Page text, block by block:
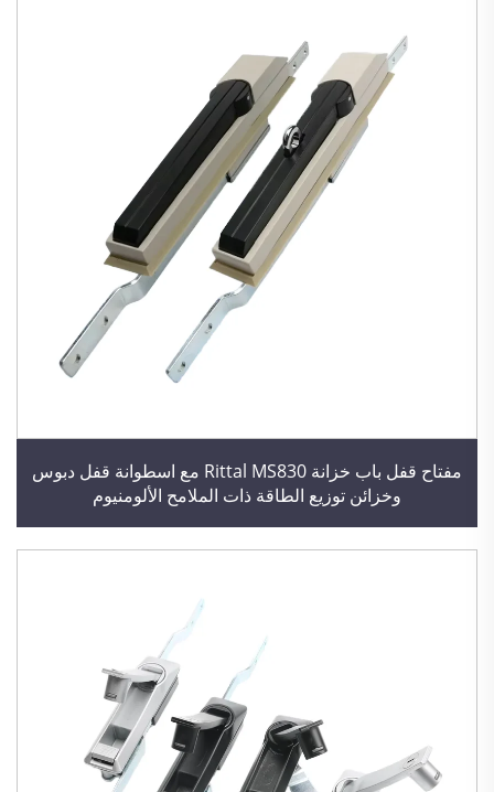
مفتاح قفل باب خزانة Rittal MS830 مع اسطوانة قفل دبوس
وخزائن توزيع الطاقة ذات الملامح الألومنيوم